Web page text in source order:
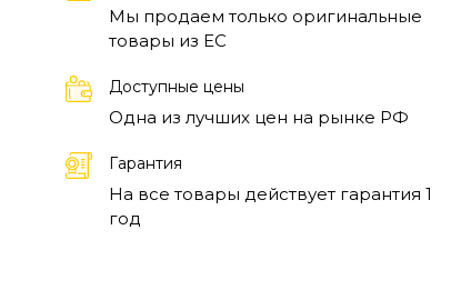
выделяется его надежный механизм, который
позволяет без лишних усилий получать
Grohe Contropress обеспечивает равномерное
распределение мыла, что значительно
в ванной. Дозатор жидкого мыла с нажимным
механизмом отлично подходит для семей с
маленькими детьми, а также для общественных
Мы продаем только оригинальные
товары из EC
Доступные цены
Одна из лучших цен на рынке РФ
Гарантия
На все товары действует гарантия 1
год